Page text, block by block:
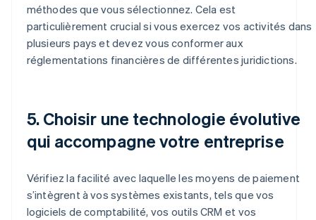
méthodes que vous sélectionnez. Cela est
particulièrement crucial si vous exercez vos activités dans
plusieurs pays et devez vous conformer aux
réglementations financières de différentes juridictions.
5. Choisir une technologie évolutive
qui accompagne votre entreprise
Vérifiez la facilité avec laquelle les moyens de paiement
s’intègrent à vos systèmes existants, tels que vos
logiciels de comptabilité, vos outils CRM et vos